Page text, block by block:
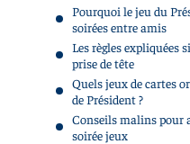
Pourquoi le jeu du
soirées entre amis
Les règles expliquées
prise de tête
Quels jeux de cartes
de Président ?
Conseils malins pour
soirée jeux